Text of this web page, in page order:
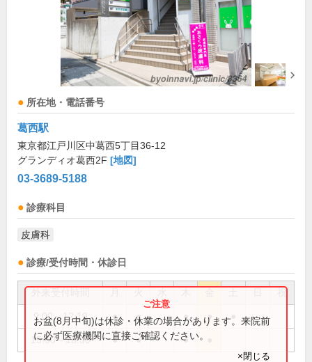
所在地・電話番号
葛西駅
東京都江戸川区中葛西5丁目36-12
グランディオ葛西2F [地図]
03-3689-5188
診療科目
皮膚科
診療/受付時間・休診日
祝
9:00～12:10 ● ● ● ●
15:00～18:30 ● ● ●
お盆(8月中旬)は休診・休業の場合があります。来院前
に必ず医療機関に直接ご確認ください。
×閉じる